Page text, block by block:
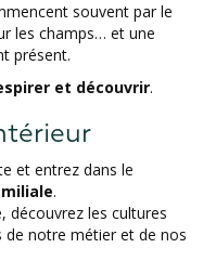
souvent par le
les champs… et une
présent.
et découvrir.
et entrez dans le
.
découvrez les cultures
de notre métier et de nos